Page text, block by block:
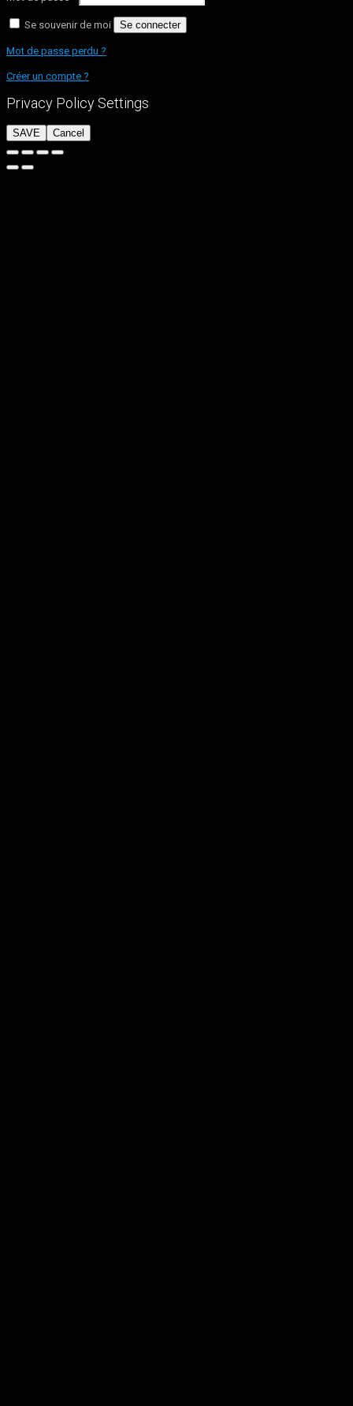
Se souvenir de moi Se connecter
Mot de passe perdu ?
Créer un compte ?
Privacy Policy Settings
SAVE Cancel